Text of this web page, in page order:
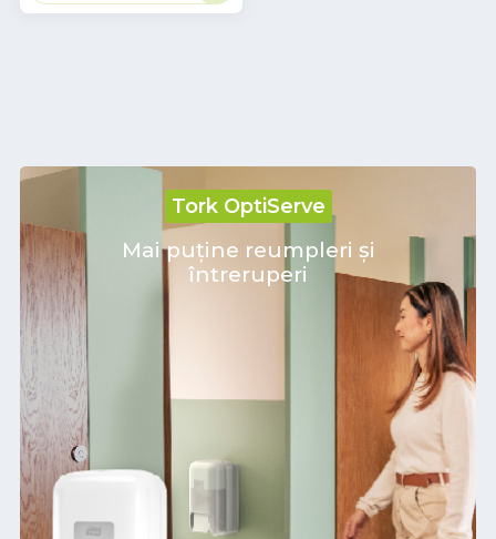
Tork OptiServe
Mai puține reumpleri și
întreruperi